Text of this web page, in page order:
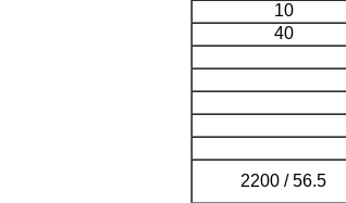
10
40
56.5 / 2200